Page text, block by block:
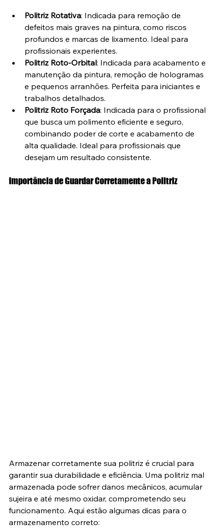
Politriz Rotativa: Indicada para remoção de
defeitos mais graves na pintura, como riscos
profundos e marcas de lixamento. Ideal para
profissionais experientes.
Politriz Roto-Orbital: Indicada para acabamento e
manutenção da pintura, remoção de hologramas
e pequenos arranhões. Perfeita para iniciantes e
trabalhos detalhados.
Politriz Roto Forçada: Indicada para o profissional
que busca um polimento eficiente e seguro,
combinando poder de corte e acabamento de
alta qualidade. Ideal para profissionais que
desejam um resultado consistente.
Importância de Guardar Corretamente a Politriz
Armazenar corretamente sua politriz é crucial para
garantir sua durabilidade e eficiência. Uma politriz mal
armazenada pode sofrer danos mecânicos, acumular
sujeira e até mesmo oxidar, comprometendo seu
funcionamento. Aqui estão algumas dicas para o
armazenamento correto: